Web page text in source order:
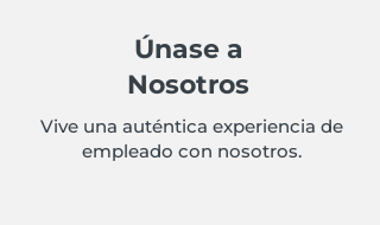
Únase a
Nosotros
Vive una auténtica experiencia de
empleado con nosotros.